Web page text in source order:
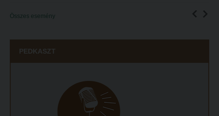
Összes esemény
PEDKASZT